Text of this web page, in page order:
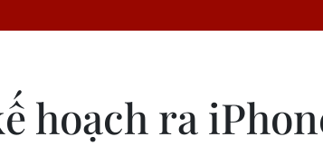
hoạch ra